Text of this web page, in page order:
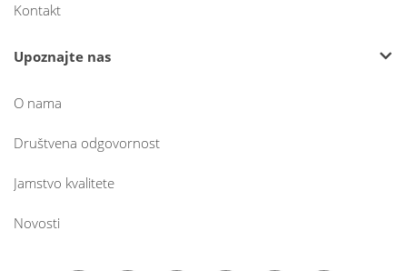
Kontakt
Upoznajte nas
O nama
Društvena odgovornost
Jamstvo kvalitete
Novosti